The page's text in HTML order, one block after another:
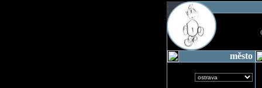
město